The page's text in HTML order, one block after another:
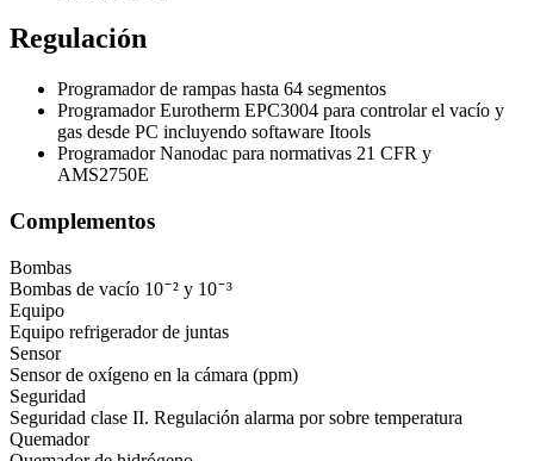
Regulación
Programador de rampas hasta 64 segmentos
Programador Eurotherm EPC3004 para controlar el vacío y
gas desde PC incluyendo softaware Itools
Programador Nanodac para normativas 21 CFR y
AMS2750E
Complementos
Bombas
Bombas de vacío 10 ̄ ² y 10 ̄ ³
Equipo
Equipo refrigerador de juntas
Sensor
Sensor de oxígeno en la cámara (ppm)
Seguridad
Seguridad clase II. Regulación alarma por sobre temperatura
Quemador